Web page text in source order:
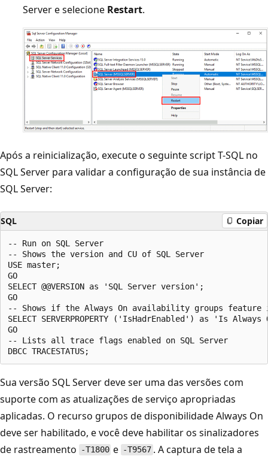
Server e selecione Restart.
Após a reinicialização, execute o seguinte script T-SQL no
SQL Server para validar a configuração de sua instância de
SQL Server:
SQL Copiar
-- Run on SQL Server
-- Shows the version and CU of SQL Server
USE master;
GO
SELECT @@VERSION as 'SQL Server version';
GO
-- Shows if the Always On availability groups feature
SELECT SERVERPROPERTY ('IsHadrEnabled') as 'Is
GO
-- Lists all trace flags enabled on SQL Server
Sua versão SQL Server deve ser uma das versões com
suporte com as atualizações de serviço apropriadas
aplicadas. O recurso grupos de disponibilidade Always On
deve ser habilitado, e você deve habilitar os sinalizadores
de rastreamento
-T1800 e -T9567 . A captura de tela a